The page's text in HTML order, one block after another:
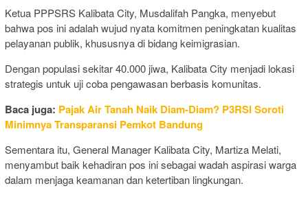
Ketua PPPSRS Kalibata City, Musdalifah Pangka, menyebut
bahwa pos ini adalah wujud nyata komitmen peningkatan kualitas
pelayanan publik, khususnya di bidang keimigrasian.
Dengan populasi sekitar 40.000 jiwa, Kalibata City menjadi lokasi
strategis untuk uji coba pengawasan berbasis komunitas.
Baca juga: Pajak Air Tanah Naik Diam-Diam? P3RSI Soroti
Minimnya Transparansi Pemkot Bandung
Sementara itu, General Manager Kalibata City, Martiza Melati,
menyambut baik kehadiran pos ini sebagai wadah aspirasi warga
dalam menjaga keamanan dan ketertiban lingkungan.